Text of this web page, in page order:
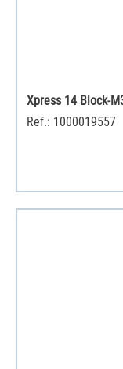
Xpress 14 Block-
Ref.: 1000019557